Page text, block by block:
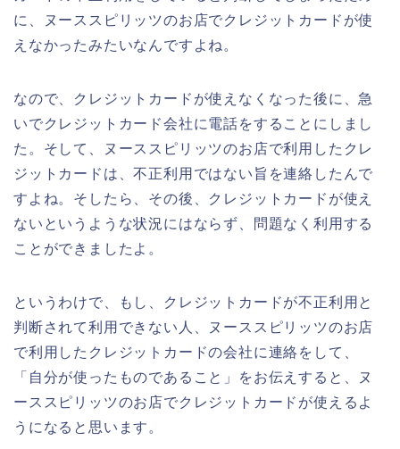
に、ヌーススピリッツのお店でクレジットカードが使
えなかったみたいなんですよね。
なので、クレジットカードが使えなくなった後に、急
いでクレジットカード会社に電話をすることにしまし
た。そして、ヌーススピリッツのお店で利用したクレ
ジットカードは、不正利用ではない旨を連絡したんで
すよね。そしたら、その後、クレジットカードが使え
ないというような状況にはならず、問題なく利用する
ことができましたよ。
というわけで、もし、クレジットカードが不正利用と
判断されて利用できない人、ヌーススピリッツのお店
で利用したクレジットカードの会社に連絡をして、
「自分が使ったものであること」をお伝えすると、ヌ
ーススピリッツのお店でクレジットカードが使えるよ
うになると思います。